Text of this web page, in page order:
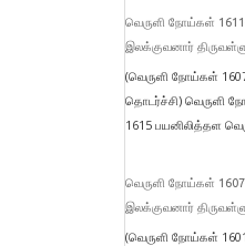
வெருளி நோய்கள்
இலக்குவனார்
(வெருளி நோய்கள்
தொடர்ச்சி) வெருளி
1615 பயனிலித்தள
வெருளி நோய்கள்
இலக்குவனார்
(வெருளி நோய்கள்